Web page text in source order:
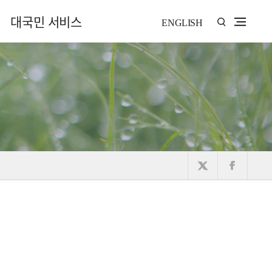
대국민 서비스 ENGLISH